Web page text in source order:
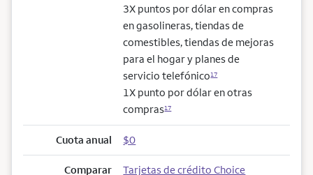
3X puntos por dólar en compras
en gasolineras, tiendas de
comestibles, tiendas de mejoras
para el hogar y planes de
servicio telefónico17
1X punto por dólar en otras
compras17
Cuota anual $0
Comparar Tarjetas de crédito Choice